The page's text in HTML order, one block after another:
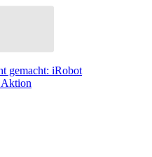
gemacht: iRobot
Aktion